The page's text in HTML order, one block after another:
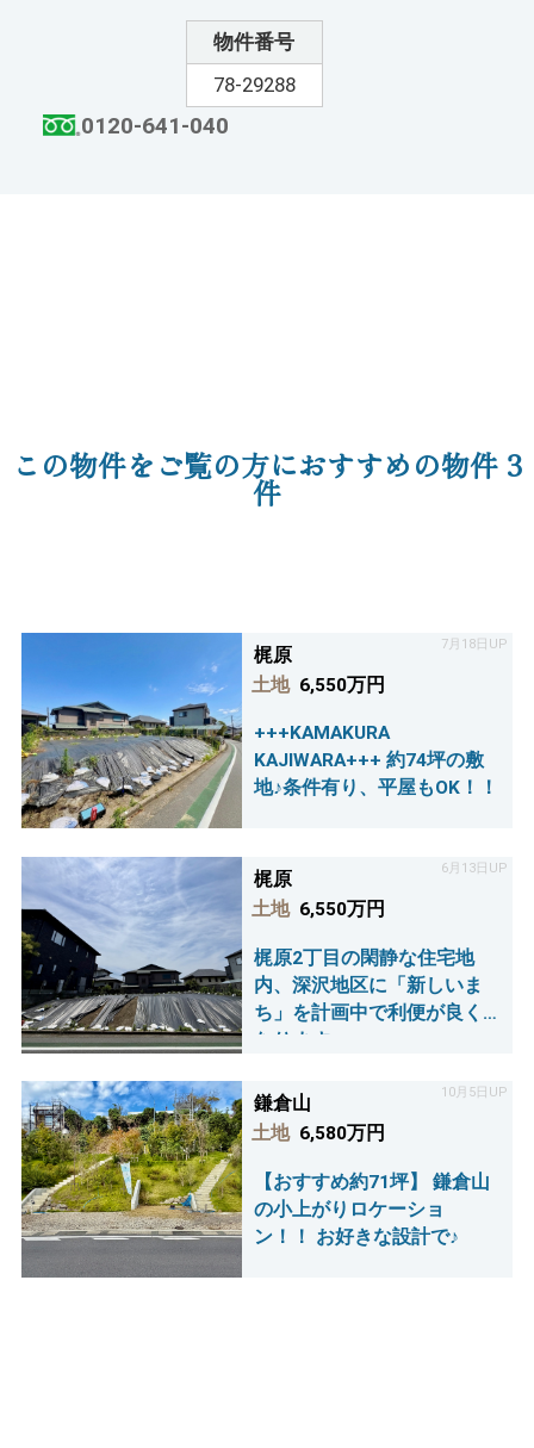
物件番号
78-29288
0120-641-040
この物件をご覧の方におすすめの物件 3
件
7月18日UP
梶原
土地 6,550万円
+++KAMAKURA
KAJIWARA+++ 約74坪の敷
地♪条件有り、平屋もOK！！
6月13日UP
梶原
土地 6,550万円
梶原2丁目の閑静な住宅地
内、深沢地区に「新しいま
ち」を計画中で利便が良く
なります。
10月5日UP
鎌倉山
土地 6,580万円
【おすすめ約71坪】 鎌倉山
の小上がりロケーショ
ン！！ お好きな設計で♪